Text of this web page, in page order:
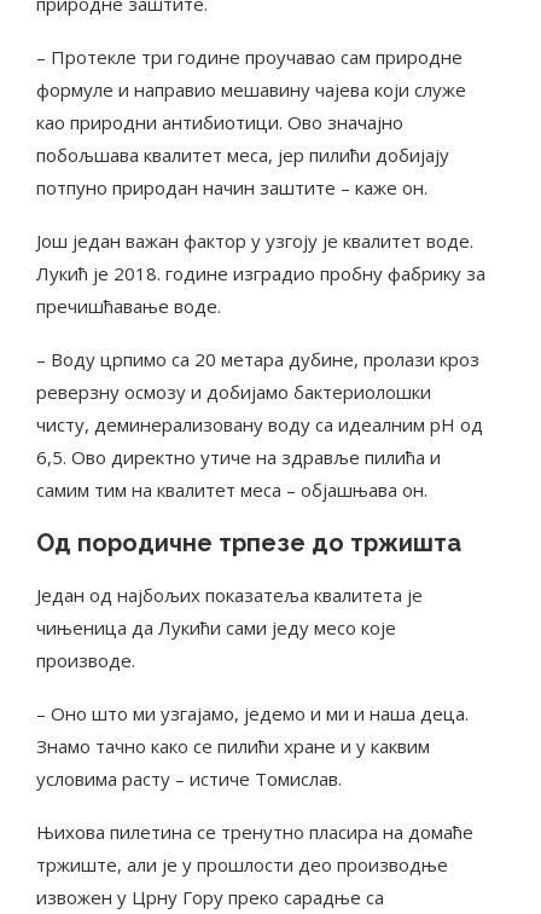
– Протекле три године проучавао сам природне
формуле и направио мешавину чајева који служе
као природни антибиотици. Ово значајно
побољшава квалитет меса, јер пилићи добијају
потпуно природан начин заштите – каже он.
Још један важан фактор у узгоју је квалитет воде.
Лукић је 2018. године изградио пробну фабрику за
пречишћавање воде.
– Воду црпимо са 20 метара дубине, пролази кроз
реверзну осмозу и добијамо бактериолошки
чисту, деминерализовану воду са идеалним pH од
6,5. Ово директно утиче на здравље пилића и
самим тим на квалитет меса – објашњава он.
Од породичне трпезе до тржишта
Један од најбољих показатеља квалитета је
чињеница да Лукићи сами једу месо које
производе.
– Оно што ми узгајамо, једемо и ми и наша деца.
Знамо тачно како се пилићи хране и у каквим
условима расту – истиче Томислав.
Њихова пилетина се тренутно пласира на домаће
тржиште, али је у прошлости део производње
извожен у Црну Гору преко сарадње са